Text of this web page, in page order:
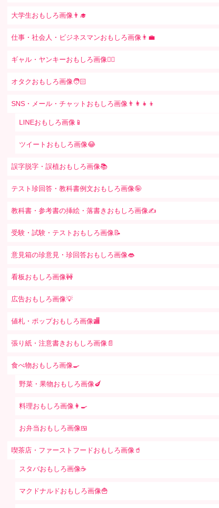
大学生おもしろ画像👨‍🎓
仕事・社会人・ビジネスマンおもしろ画像👨‍💼
ギャル・ヤンキーおもしろ画像👱‍♀️
オタクおもしろ画像🧑🏻
SNS・メール・チャットおもしろ画像👨‍👩‍👧‍👦
LINEおもしろ画像📱
ツイートおもしろ画像😂
誤字脱字・誤植おもしろ画像📚
テスト珍回答・教科書例文おもしろ画像🤪
教科書・参考書の挿絵・落書きおもしろ画像✍️
受験・試験・テストおもしろ画像📝
意見箱の珍意見・珍回答おもしろ画像👄
看板おもしろ画像🚧
広告おもしろ画像💡
値札・ポップおもしろ画像🏬
張り紙・注意書きおもしろ画像📄
食べ物おもしろ画像🍳
野菜・果物おもしろ画像🍆
料理おもしろ画像👩‍🍳
お弁当おもしろ画像🍱
喫茶店・ファーストフードおもしろ画像🥤
スタバおもしろ画像☕️
マクドナルドおもしろ画像🍟